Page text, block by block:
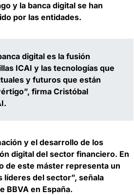
y la banca digital se han
por las entidades.
digital es la fusión
ICAI y las tecnologías que
y futuros que están
firma Cristóbal
.
y el desarrollo de los
digital del sector financiero. En
de este máster representa un
líderes del sector”, señala
BBVA en España.